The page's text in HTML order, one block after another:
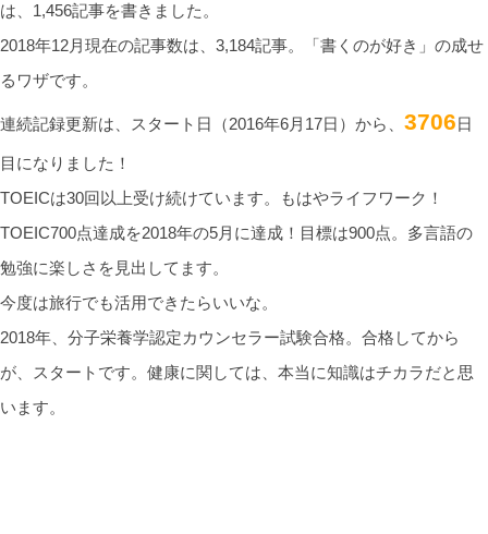
は、1,456記事を書きました。
2018年12月現在の記事数は、3,184記事。「書くのが好き」の成せ
るワザです。
連続記録更新は、スタート日（2016年6月17日）から、 3706日
目になりました！
TOEICは30回以上受け続けています。もはやライフワーク！
TOEIC700点達成を2018年の5月に達成！目標は900点。多言語の
勉強に楽しさを見出してます。
今度は旅行でも活用できたらいいな。
2018年、分子栄養学認定カウンセラー試験合格。合格してから
が、スタートです。健康に関しては、本当に知識はチカラだと思
います。